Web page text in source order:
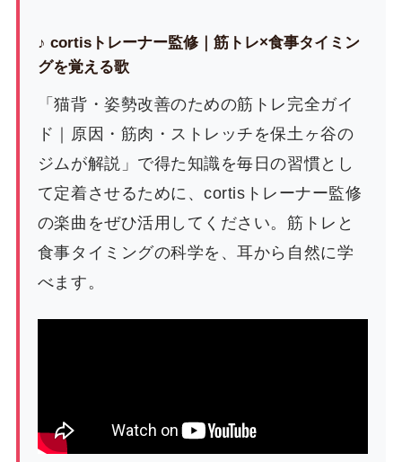
♪ cortisトレーナー監修｜筋トレ×食事タイミン
グを覚える歌
「猫背・姿勢改善のための筋トレ完全ガイ
ド｜原因・筋肉・ストレッチを保土ヶ谷の
ジムが解説」で得た知識を毎日の習慣とし
て定着させるために、cortisトレーナー監修
の楽曲をぜひ活用してください。筋トレと
食事タイミングの科学を、耳から自然に学
べます。